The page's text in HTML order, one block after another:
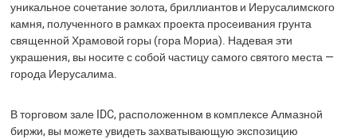
уникальное сочетание золота, бриллиантов и Иерусалимского
камня, полученного в рамках проекта просеивания грунта
священной Храмовой горы (гора Мориа). Надевая эти
украшения, вы носите с собой частицу самого святого места —
города Иерусалима.
В торговом зале IDC, расположенном в комплексе Алмазной
биржи, вы можете увидеть захватывающую экспозицию